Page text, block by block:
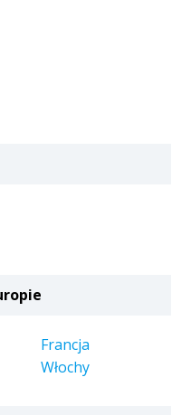
Francja
Włochy